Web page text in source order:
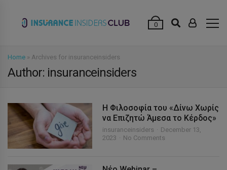
0
Home » Archives for insuranceinsiders
Author: insuranceinsiders
Η Φιλοσοφία του «Δίνω Xωρίς
να Επιζητώ Άμεσα το Κέρδος»
insuranceinsiders
December 13,
2023
No Comments